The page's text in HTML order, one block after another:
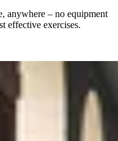
anywhere – no equipment
effective exercises.